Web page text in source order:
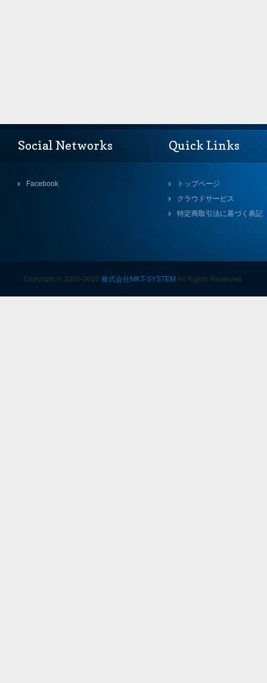
Social Networks
Facebook
Quick Links
トップページ
クラウドサービス
特定商取引法に基づく表記
Copyright © 2009-2026株式会社MKT-SYSTEM All Rights Reserved.